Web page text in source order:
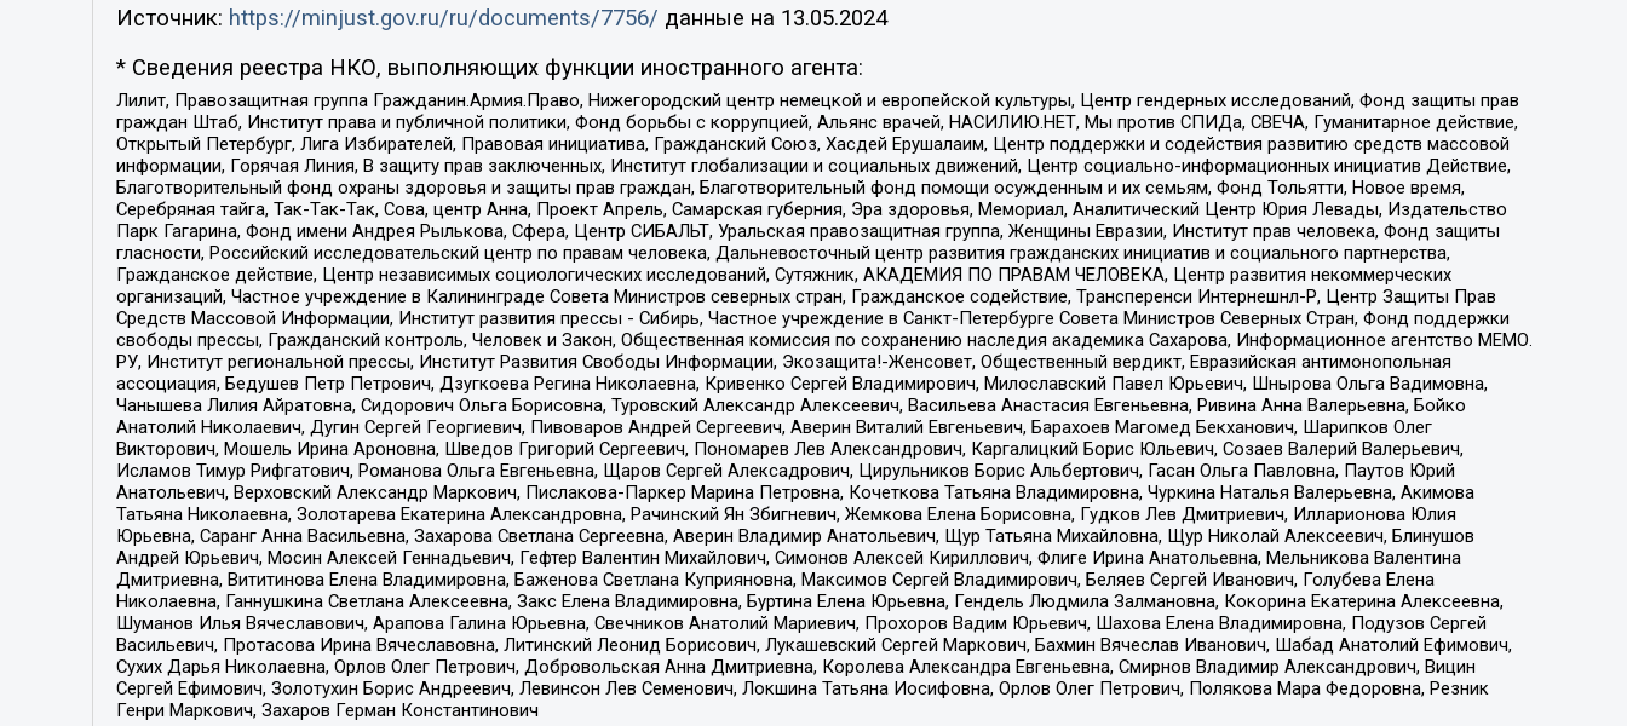
Источник: https://minjust.gov.ru/ru/documents/7756/ данные на 13.05.2024
* Сведения реестра НКО, выполняющих функции иностранного агента:
Лилит, Правозащитная группа Гражданин.Армия.Право, Нижегородский центр немецкой и европейской культуры, Центр гендерных исследований, Фонд защиты прав
граждан Штаб, Институт права и публичной политики, Фонд борьбы с коррупцией, Альянс врачей, НАСИЛИЮ.НЕТ, Мы против СПИДа, СВЕЧА, Гуманитарное действие,
Открытый Петербург, Лига Избирателей, Правовая инициатива, Гражданский Союз, Хасдей Ерушалаим, Центр поддержки и содействия развитию средств массовой
информации, Горячая Линия, В защиту прав заключенных, Институт глобализации и социальных движений, Центр социально-информационных инициатив Действие,
Благотворительный фонд охраны здоровья и защиты прав граждан, Благотворительный фонд помощи осужденным и их семьям, Фонд Тольятти, Новое время,
Серебряная тайга, Так-Так-Так, Сова, центр Анна, Проект Апрель, Самарская губерния, Эра здоровья, Мемориал, Аналитический Центр Юрия Левады, Издательство
Парк Гагарина, Фонд имени Андрея Рылькова, Сфера, Центр СИБАЛЬТ, Уральская правозащитная группа, Женщины Евразии, Институт прав человека, Фонд защиты
гласности, Российский исследовательский центр по правам человека, Дальневосточный центр развития гражданских инициатив и социального партнерства,
Гражданское действие, Центр независимых социологических исследований, Сутяжник, АКАДЕМИЯ ПО ПРАВАМ ЧЕЛОВЕКА, Центр развития некоммерческих
организаций, Частное учреждение в Калининграде Совета Министров северных стран, Гражданское содействие, Трансперенси Интернешнл-Р, Центр Защиты Прав
Средств Массовой Информации, Институт развития прессы - Сибирь, Частное учреждение в Санкт-Петербурге Совета Министров Северных Стран, Фонд поддержки
свободы прессы, Гражданский контроль, Человек и Закон, Общественная комиссия по сохранению наследия академика Сахарова, Информационное агентство МЕМО.
РУ, Институт региональной прессы, Институт Развития Свободы Информации, Экозащита!-Женсовет, Общественный вердикт, Евразийская антимонопольная
ассоциация, Бедушев Петр Петрович, Дзугкоева Регина Николаевна, Кривенко Сергей Владимирович, Милославский Павел Юрьевич, Шнырова Ольга Вадимовна,
Чанышева Лилия Айратовна, Сидорович Ольга Борисовна, Туровский Александр Алексеевич, Васильева Анастасия Евгеньевна, Ривина Анна Валерьевна, Бойко
Анатолий Николаевич, Дугин Сергей Георгиевич, Пивоваров Андрей Сергеевич, Аверин Виталий Евгеньевич, Барахоев Магомед Бекханович, Шарипков Олег
Викторович, Мошель Ирина Ароновна, Шведов Григорий Сергеевич, Пономарев Лев Александрович, Каргалицкий Борис Юльевич, Созаев Валерий Валерьевич,
Исламов Тимур Рифгатович, Романова Ольга Евгеньевна, Щаров Сергей Алексадрович, Цирульников Борис Альбертович, Гасан Ольга Павловна, Паутов Юрий
Анатольевич, Верховский Александр Маркович, Пислакова-Паркер Марина Петровна, Кочеткова Татьяна Владимировна, Чуркина Наталья Валерьевна, Акимова
Татьяна Николаевна, Золотарева Екатерина Александровна, Рачинский Ян Збигневич, Жемкова Елена Борисовна, Гудков Лев Дмитриевич, Илларионова Юлия
Юрьевна, Саранг Анна Васильевна, Захарова Светлана Сергеевна, Аверин Владимир Анатольевич, Щур Татьяна Михайловна, Щур Николай Алексеевич, Блинушов
Андрей Юрьевич, Мосин Алексей Геннадьевич, Гефтер Валентин Михайлович, Симонов Алексей Кириллович, Флиге Ирина Анатольевна, Мельникова Валентина
Дмитриевна, Вититинова Елена Владимировна, Баженова Светлана Куприяновна, Максимов Сергей Владимирович, Беляев Сергей Иванович, Голубева Елена
Николаевна, Ганнушкина Светлана Алексеевна, Закс Елена Владимировна, Буртина Елена Юрьевна, Гендель Людмила Залмановна, Кокорина Екатерина Алексеевна,
Шуманов Илья Вячеславович, Арапова Галина Юрьевна, Свечников Анатолий Мариевич, Прохоров Вадим Юрьевич, Шахова Елена Владимировна, Подузов Сергей
Васильевич, Протасова Ирина Вячеславовна, Литинский Леонид Борисович, Лукашевский Сергей Маркович, Бахмин Вячеслав Иванович, Шабад Анатолий Ефимович,
Сухих Дарья Николаевна, Орлов Олег Петрович, Добровольская Анна Дмитриевна, Королева Александра Евгеньевна, Смирнов Владимир Александрович, Вицин
Сергей Ефимович, Золотухин Борис Андреевич, Левинсон Лев Семенович, Локшина Татьяна Иосифовна, Орлов Олег Петрович, Полякова Мара Федоровна, Резник
Генри Маркович, Захаров Герман Константинович